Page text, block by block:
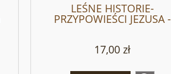
LEŚNE HISTORIE-
PRZYPOWIEŚCI JEZUSA -
Bogumiła Wróblewska
17,00 zł